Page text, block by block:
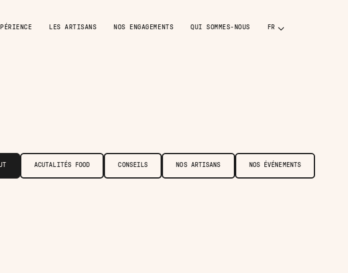
LES ARTISANS NOS ENGAGEMENTS QUI SOMMES-NOUS FR
ACUTALITÉS FOOD CONSEILS NOS ARTISANS NOS ÉVÉNEMENTS